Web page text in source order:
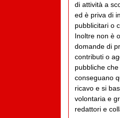
di attività a
ed è priva di
pubblicitari o
Inoltre non è
domande di
contributi o
pubbliche che
conseguano
ricavo e si
volontaria e
redattori e